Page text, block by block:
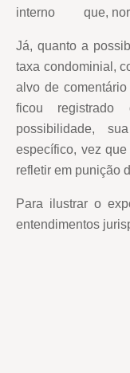
interno que,
Já, quanto a
taxa condominial,
alvo de
ficou
possibilidade,
específico, vez
refletir em punição
Para ilustrar o
entendimentos